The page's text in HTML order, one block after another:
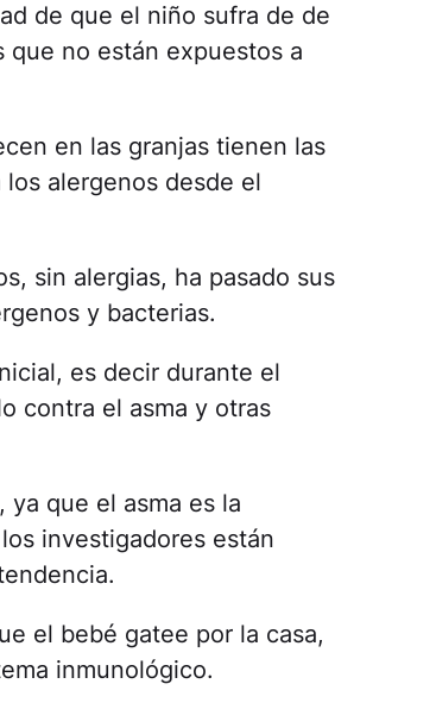
de que el niño sufra de de
que no están expuestos a
en las granjas tienen las
alergenos desde el
sin alergias, ha pasado sus
y bacterias.
es decir durante el
contra el asma y otras
que el asma es la
investigadores están
el bebé gatee por la casa,
inmunológico.